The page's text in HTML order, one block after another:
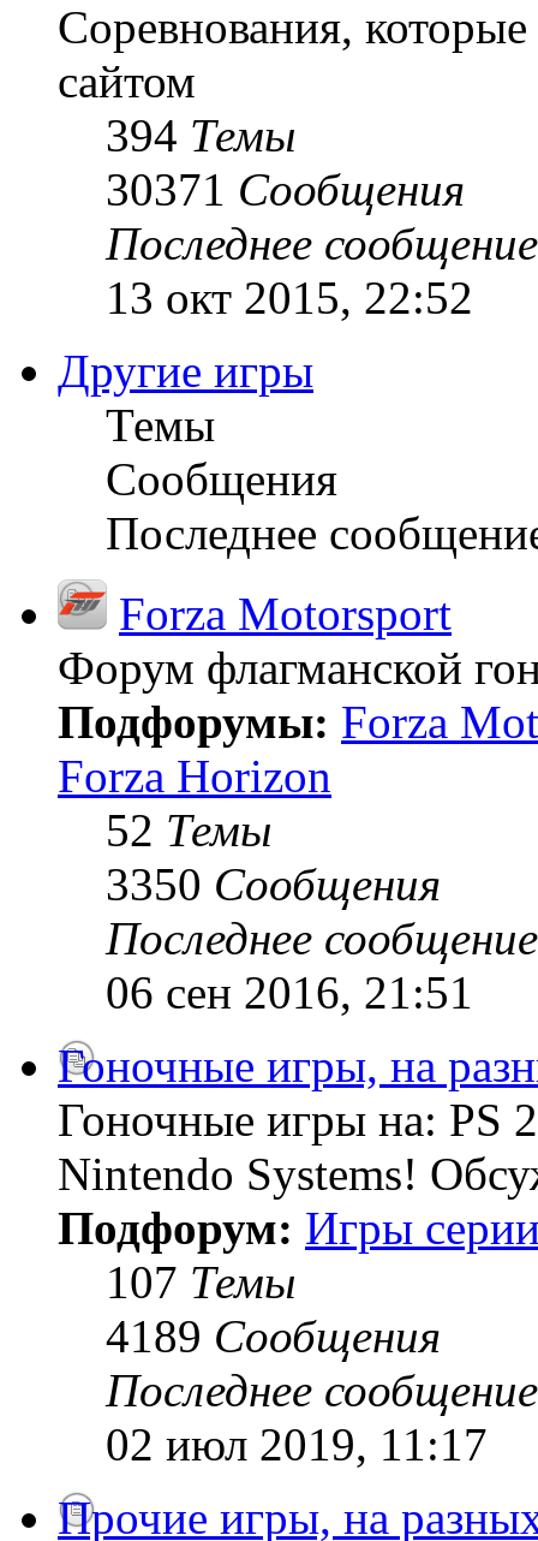
Соревнования,
сайтом
394 Темы
30371 Сообщения
Последнее сообщение
13 окт 2015, 22:52
Другие игры
Темы
Сообщения
Последнее
Forza Motorsport
Форум флагманской
Подфорумы: Forza
Forza Horizon
52 Темы
3350 Сообщения
Последнее сообщение
06 сен 2016, 21:51
Гоночные игры, на
Гоночные игры на: PS
Nintendo Systems!
Подфорум: Игры
107 Темы
4189 Сообщения
Последнее сообщение
02 июл 2019, 11:17
Прочие игры, на